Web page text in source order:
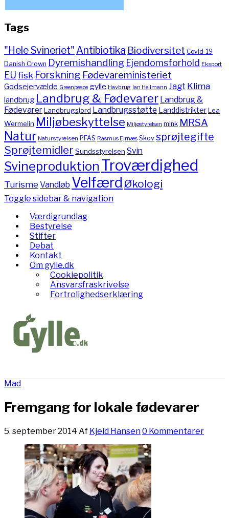
Tags
"Hele Svineriet" Antibiotika Biodiversitet Covid-19
Danish Crown Dyremishandling Ejendomsforhold Eksport
EUfisk Forskning Fødevareministeriet
Godsejervælde Greenpeace gylle Havbrug Ian Heilmann Jagt Klima
landbrug Landbrug & Fødevarer Landbrug &
FødevarerLandbrugsjord Landbrugsstøtte LanddistrikterLea
Wermelin Miljøbeskyttelse Miljøstyrelsen mink MRSA
Natur Naturstyrelsen PFAS Rasmus Ejrnæs Skov sprøjtegifte
Sprøjtemidler Sundsstyrelsen Svin
Svineproduktion Troværdighed
TurismeVandløb Velfærd Økologi
Toggle sidebar & navigation
Værdigrundlag
Bestyrelse
Stifter
Debat
Kontakt
Om gylle.dk
Cookiepolitik
Ansvarsfraskrivelse
Fortrolighedserklæring
Mad
Fremgang for lokale fødevarer
5. september 2014 Af Kjeld Hansen0 Kommentarer